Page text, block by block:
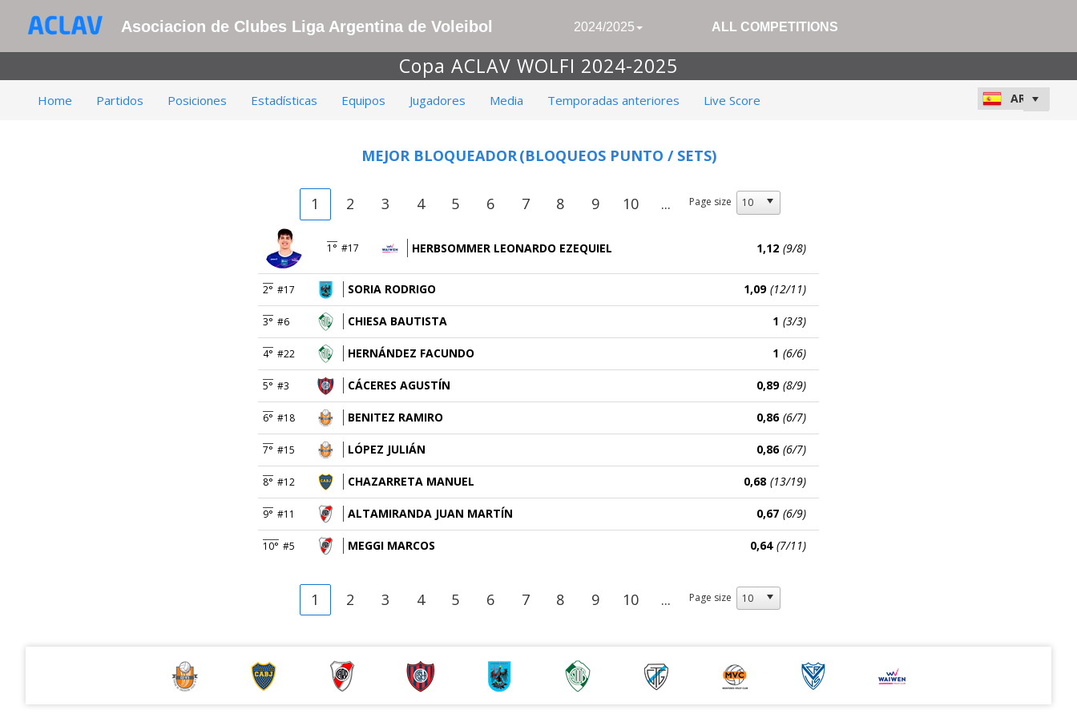
Asociacion de Clubes Liga Argentina de Voleibol 2024/2025 ALL COMPETITIONS
Copa ACLAV WOLFI 2024-2025
Home Partidos Posiciones Estadísticas Equipos Jugadores Media Temporadas anteriores Live Score
MEJOR BLOQUEADOR(BLOQUEOS PUNTO / SETS)
1 2 3 4 5 6 7 8 9 10 ... Page size
1° #17 HERBSOMMER LEONARDO EZEQUIEL 1,12 (9/8)
2° #17 SORIA RODRIGO 1,09 (12/11)
3° #6 CHIESA BAUTISTA 1 (3/3)
4° #22 HERNÁNDEZ FACUNDO 1 (6/6)
5° #3 CÁCERES AGUSTÍN 0,89 (8/9)
6° #18 BENITEZ RAMIRO 0,86 (6/7)
7° #15 LÓPEZ JULIÁN 0,86 (6/7)
8° #12 CHAZARRETA MANUEL 0,68 (13/19)
9° #11 ALTAMIRANDA JUAN MARTÍN 0,67 (6/9)
10° #5 MEGGI MARCOS 0,64 (7/11)
1 2 3 4 5 6 7 8 9 10 ... Page size